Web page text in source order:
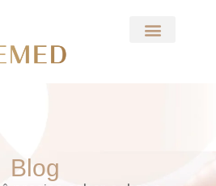
Blog